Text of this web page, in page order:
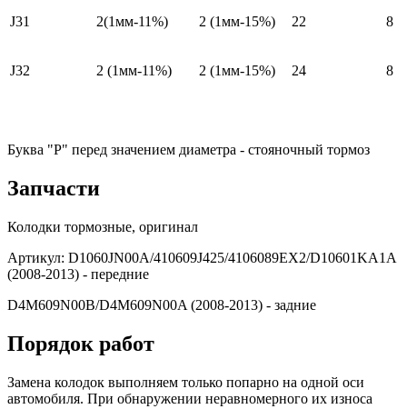
J31 2(1мм-11%) 2 (1мм-15%) 22 8
J32 2 (1мм-11%) 2 (1мм-15%) 24 8
Буква "Р" перед значением диаметра - стояночный тормоз
Запчасти
Колодки тормозные, оригинал
Артикул: D1060JN00A/410609J425/4106089EX2/D10601KA1A
(2008-2013) - передние
D4M609N00B/D4M609N00A (2008-2013) - задние
Порядок работ
Замена колодок выполняем только попарно на одной оси
автомобиля. При обнаружении неравномерного их износа